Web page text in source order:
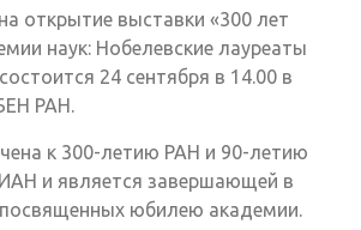
открытие выставки «300 лет
наук: Нобелевские лауреаты
24 сентября в 14.00 в
РАН.
к 300-летию РАН и 90-летию
и является завершающей в
юбилею академии.